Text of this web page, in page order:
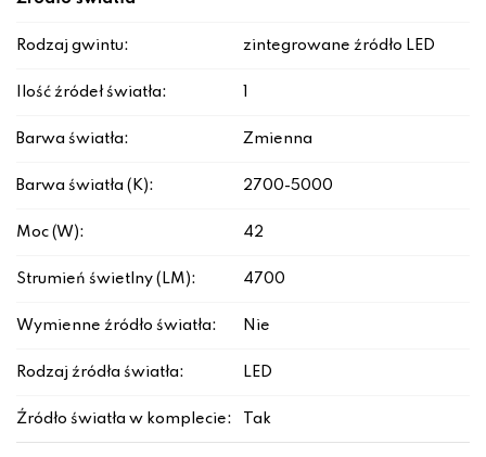
Rodzaj gwintu: zintegrowane źródło LED
Ilość źródeł światła:
Barwa światła: Zmienna
Barwa światła (K): 2700-5000
Moc (W): 42
Strumień świetlny (LM): 4700
Wymienne źródło światła: Nie
Rodzaj źródła światła: LED
Źródło światła w komplecie: Tak